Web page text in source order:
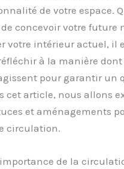
de votre espace.
concevoir votre future
votre intérieur actuel, il
à la manière dont
pour garantir un
cet article, nous allons
et aménagements
circulation.
de la